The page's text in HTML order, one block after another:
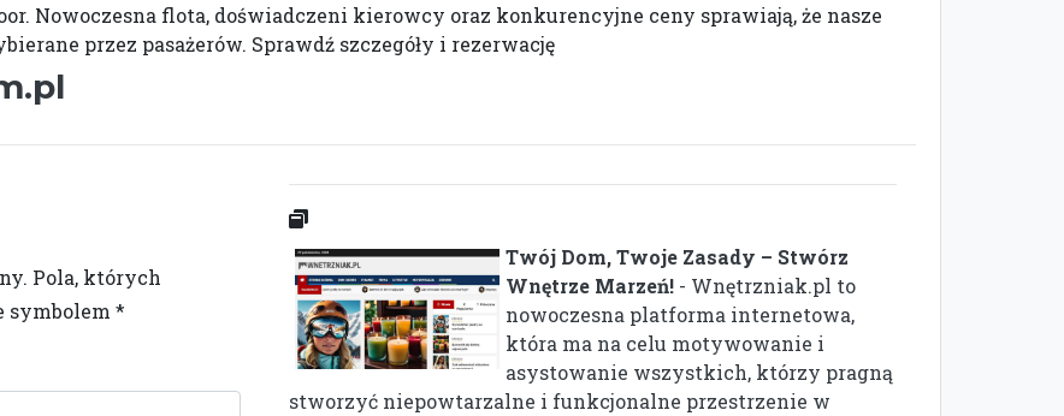
Nowoczesna flota, doświadczeni kierowcy oraz konkurencyjne ceny sprawiają, że nasze
przez pasażerów. Sprawdź szczegóły i rezerwację
Pola, których
symbolem *
Twój Dom, Twoje Zasady – Stwórz
Wnętrze Marzeń! - Wnętrzniak.pl to
nowoczesna platforma internetowa,
która ma na celu motywowanie i
asystowanie wszystkich, którzy pragną
stworzyć niepowtarzalne i funkcjonalne przestrzenie w